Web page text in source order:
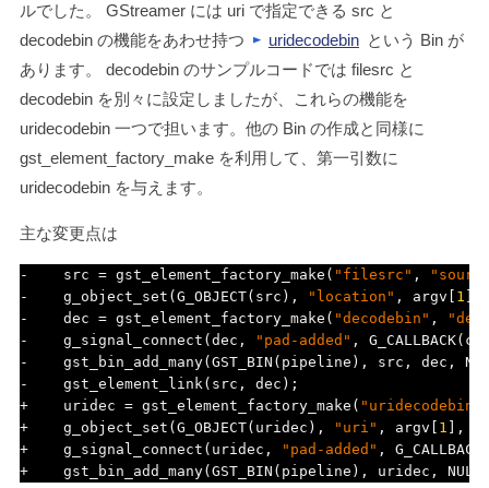
ルでした。 GStreamer には uri で指定できる src と
decodebin の機能をあわせ持つ
uridecodebin という Bin が
あります。 decodebin のサンプルコードでは filesrc と
decodebin を別々に設定しましたが、これらの機能を
uridecodebin 一つで担います。他の Bin の作成と同様に
gst_element_factory_makeを利用して、第一引数に
uridecodebinを与えます。
主な変更点は
-
    src
= gst_element_factory_make ( "filesrc" ,
-
    g_object_set
( G_OBJECT( src ), "location" , argv 1
-
    dec
= gst_element_factory_make ( "decodebin" ,
-
    g_signal_connect
( dec , "pad-added" , G_CALLBACK(
-
    gst_bin_add_many
( GST_BIN ( pipeline ), src , dec ,
-
    gst_element_link
( src , dec );
+
    uridec
= gst_element_factory_make ( "uridecodebin"
+
    g_object_set
( G_OBJECT( uridec ), "uri" , argv 1 ],
+
    g_signal_connect
( uridec , "pad-added" , G_CALLBACK
+
    gst_bin_add_many
( GST_BIN ( pipeline ), uridec , NULL